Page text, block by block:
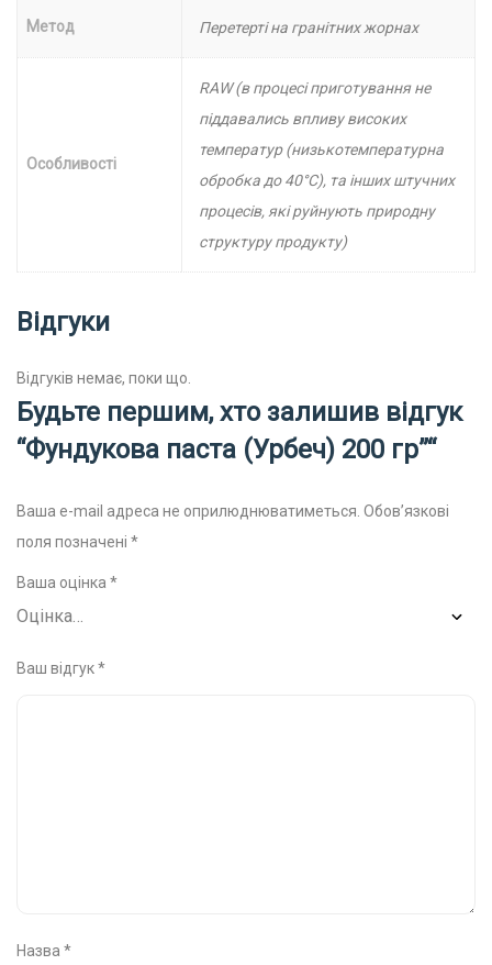
Метод Перетерті на гранітних жорнах
Особливості
RAW (в процесі приготування не
піддавались впливу високих
температур (низькотемпературна
обробка до 40°C), та інших штучних
процесів, які руйнують природну
структуру продукту)
Відгуки
Відгуків немає, поки що.
Будьте першим, хто залишив відгук
“Фундукова паста (Урбеч) 200 гр”“
Ваша e-mail адреса не оприлюднюватиметься. Обов’язкові
поля позначені *
Ваша оцінка *
Ваш відгук*
Назва *